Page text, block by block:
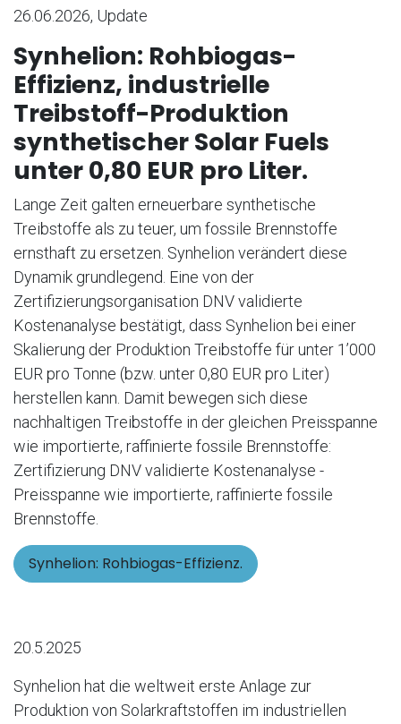
26.06.2026, Update
Synhelion: Rohbiogas-
Effizienz, industrielle
Treibstoff-Produktion
synthetischer Solar Fuels
unter 0,80 EUR pro Liter.
Lange Zeit galten erneuerbare synthetische
Treibstoffe als zu teuer, um fossile Brennstoffe
ernsthaft zu ersetzen. Synhelion verändert diese
Dynamik grundlegend. Eine von der
Zertifizierungsorganisation DNV validierte
Kostenanalyse bestätigt, dass Synhelion bei einer
Skalierung der Produktion Treibstoffe für unter 1’000
EUR pro Tonne (bzw. unter 0,80 EUR pro Liter)
herstellen kann. Damit bewegen sich diese
nachhaltigen Treibstoffe in der gleichen Preisspanne
wie importierte, raffinierte fossile Brennstoffe:
Zertifizierung DNV validierte Kostenanalyse -
Preisspanne wie importierte, raffinierte fossile
Brennstoffe.
Synhelion: Rohbiogas-Effizienz.
20.5.2025
Synhelion hat die weltweit erste Anlage zur
Produktion von Solarkraftstoffen im industriellen